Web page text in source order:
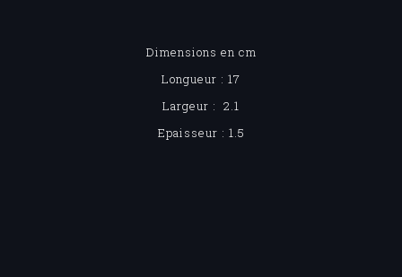
Dimensions en cm
Longueur : 17
Largeur : 2.1
Epaisseur : 1.5